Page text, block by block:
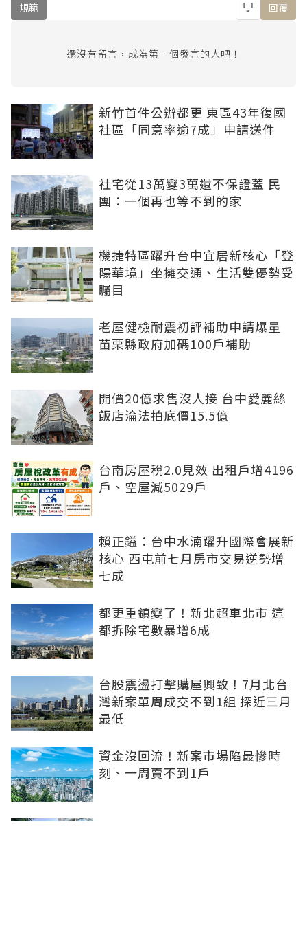
規範 回覆
還沒有留言，成為第一個發言的人吧！
新竹首件公辦都更 東區43年復國
社區「同意率逾7成」申請送件
社宅從13萬變3萬還不保證蓋 民
團：一個再也等不到的家
機捷特區躍升台中宜居新核心「登
陽華境」坐擁交通、生活雙優勢受
矚目
老屋健檢耐震初評補助申請爆量
苗栗縣政府加碼100戶補助
開價20億求售沒人接 台中愛麗絲
飯店淪法拍底價15.5億
台南房屋稅2.0見效 出租戶增4196
戶、空屋減5029戶
賴正鎰：台中水湳躍升國際會展新
核心 西屯前七月房市交易逆勢增
七成
都更重鎮變了！新北超車北市 這
都拆除宅數暴增6成
台股震盪打擊購屋興致！7月北台
灣新案單周成交不到1組 探近三月
最低
資金沒回流！新案市場陷最慘時
刻、一周賣不到1戶